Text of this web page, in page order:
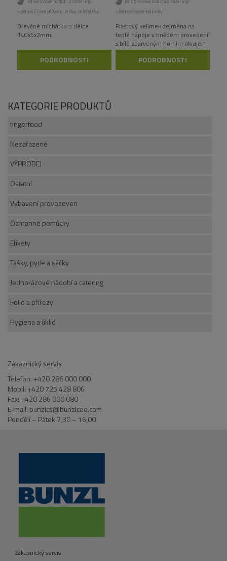
>Jednorázové příbory, brčka, míchátka
Dřevěné míchátko o délce
140x5x2mm.
PODROBNOSTI
>Jednorázové kelímky
Plastový kelímek zejména na
teplé nápoje v hnědém provedení
s bíle zbarveným horním okrajem
v objemu 200 ml. Ø 70,5 mm, hl.
96,6 mmPODROBNOSTI
KATEGORIE PRODUKTŮ
fingerfood
Nezařazené
VÝPRODEJ
Ostatní
Vybavení provozoven
Ochranné pomůcky
Etikety
Tašky, pytle a sáčky
Jednorázové nádobí a catering
Folie a přířezy
Hygiena a úklid
Zákaznický servis
Telefon: +420 286 000 000
Mobil: +420 725 428 806
Fax: +420 286 000 080
E-mail: bunzlcs@bunzlcee.com
Pondělí – Pátek 7,30 – 16,00
Zákaznický servis